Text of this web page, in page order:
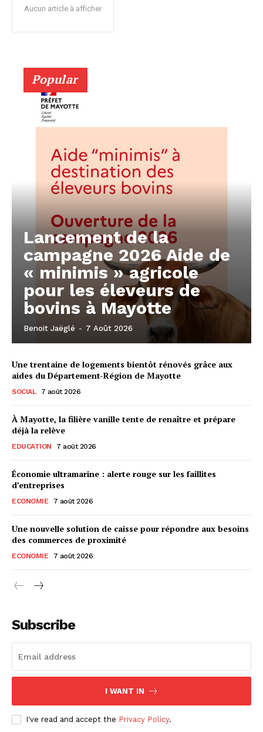
Aucun article à afficher
Popular
Lancement de la
campagne 2026 Aide de
« minimis » agricole
pour les éleveurs de
bovins à Mayotte
Benoit Jaëglé - 7 Août 2026
Une trentaine de logements bientôt rénovés grâce aux
aides du Département-Région de Mayotte
SOCIAL 7 août 2026
À Mayotte, la filière vanille tente de renaître et prépare
déjà la relève
EDUCATION 7 août 2026
Économie ultramarine : alerte rouge sur les faillites
d’entreprises
ECONOMIE 7 août 2026
Une nouvelle solution de caisse pour répondre aux besoins
des commerces de proximité
ECONOMIE 7 août 2026
Subscribe
I WANT IN
I've read and accept the Privacy Policy.